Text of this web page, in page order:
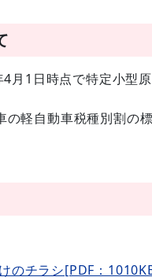
月1日時点で特定小型
軽自動車税種別割の
のチラシ[PDF：